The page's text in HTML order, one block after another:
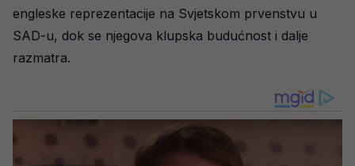
engleske reprezentacije na Svjetskom prvenstvu u
SAD-u, dok se njegova klupska budućnost i dalje
razmatra.